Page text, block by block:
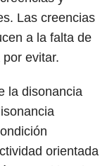
Las creencias
a la falta de
evitar.
la disonancia
orientada